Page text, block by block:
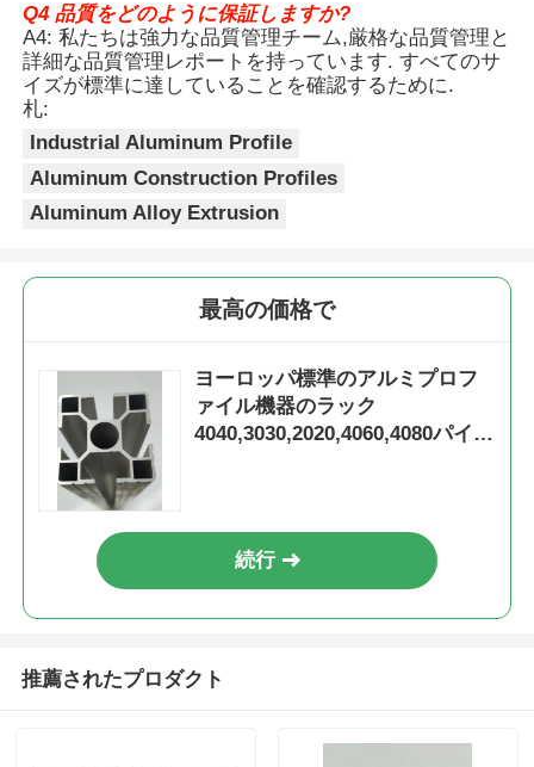
アルミニウム窓のプロフィール
アルミニウム製ドアプロファイル
アルミプロファイル用アクセサリー
カーテンウォールプロファイル
磨いたアルミニウムプロファイル
木製の終わりのアルミニウム プロフィール
Q4 品質をどのように保証しますか?
A4: 私たちは強力な品質管理チーム,厳格な品質管理と
詳細な品質管理レポートを持っています. すべてのサ
イズが標準に達していることを確認するために.
札:
Industrial Aluminum Profile
Aluminum Construction Profiles
Aluminum Alloy Extrusion
最高の価格で
ヨーロッパ標準のアルミプロフ
ァイル機器のラック
4040,3030,2020,4060,4080パイプ
続行
推薦されたプロダクト